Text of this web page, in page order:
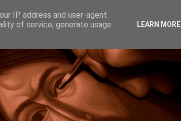
IP address and user-agent
of service, generate usage
LEARN MORE